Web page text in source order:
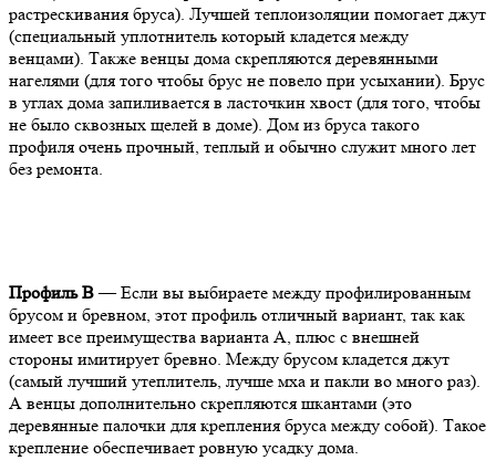
растрескивания бруса). Лучшей теплоизоляции помогает джут
(специальный уплотнитель который кладется между
венцами). Также венцы дома скрепляются деревянными
нагелями (для того чтобы брус не повело при усыхании). Брус
в углах дома запиливается в ласточкин хвост (для того, чтобы
не было сквозных щелей в доме). Дом из бруса такого
профиля очень прочный, теплый и обычно служит много лет
без ремонта.
Профиль В— Если вы выбираете между профилированным
брусом и бревном, этот профиль отличный вариант, так как
имеет все преимущества варианта А, плюс с внешней
стороны имитирует бревно. Между брусом кладется джут
(самый лучший утеплитель, лучше мха и пакли во много раз).
А венцы дополнительно скрепляются шкантами (это
деревянные палочки для крепления бруса между собой). Такое
крепление обеспечивает ровную усадку дома.